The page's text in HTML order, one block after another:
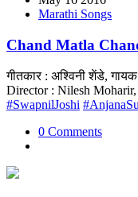
Marathi Songs
Chand Matla
गीतकार : अश्विनी शेंडे,
Director : Nilesh
#SwapnilJoshi
0 Comments